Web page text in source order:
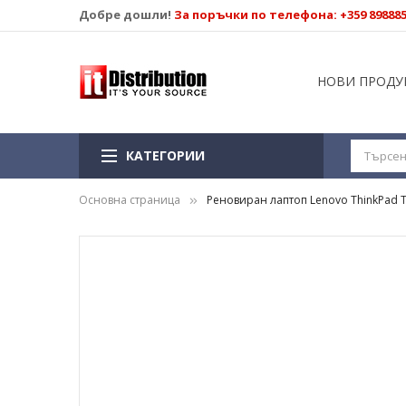
Добре дошли! За поръчки по телефона: +359
НОВИ
КАТЕГОРИИ
Основна страница Реновиран лаптоп Lenovo ThinkPad